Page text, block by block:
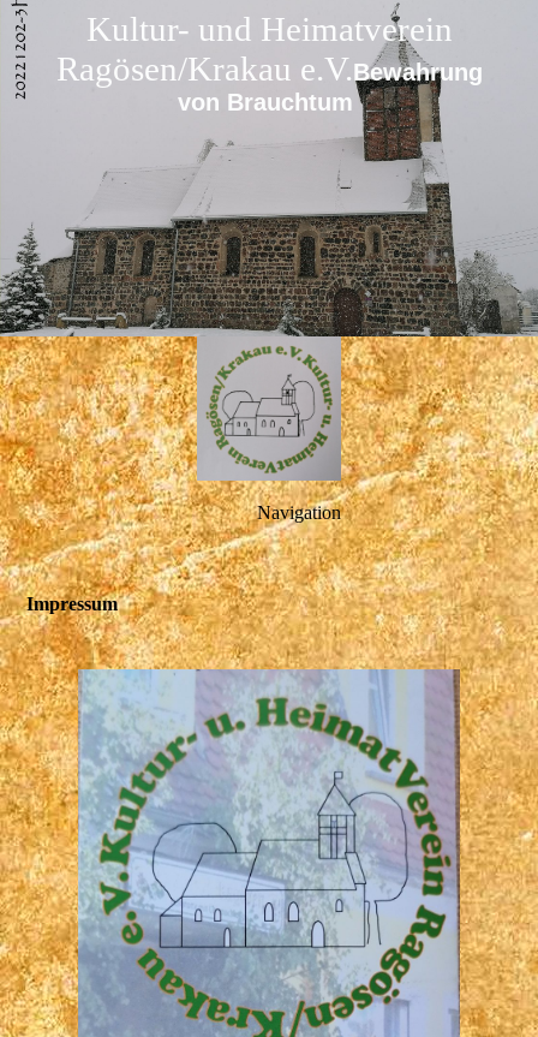
Kultur- und Heimatverein
Ragösen/Krakau e.V.Bewahrung
von Brauchtum
Navigation
Impressum